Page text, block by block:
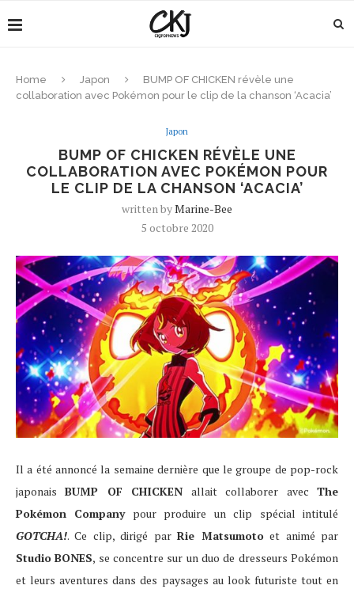
Home Japon
BUMP OF CHICKEN révèle une
collaboration avec Pokémon pour le clip de la chanson ‘Acacia’
Japon
BUMP OF CHICKEN RÉVÈLE UNE
COLLABORATION AVEC POKÉMON POUR
LE CLIP DE LA CHANSON ‘ACACIA’
written byMarine-Bee
5 octobre 2020
Il a été annoncé la semaine dernière que le groupe de pop-rock
japonaisBUMP OF CHICKEN allait collaborer avecThe
Pokémon Companypour produire un clip spécial intitulé
GOTCHA!. Ce clip, dirigé parRie Matsumotoet animé par
Studio BONES, se concentre sur un duo de dresseurs Pokémon
et leurs aventures dans des paysages au look futuriste tout en